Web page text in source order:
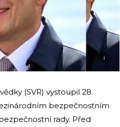
i
(SVR) vystoupil 28.
bezpečnostním
rady. Před